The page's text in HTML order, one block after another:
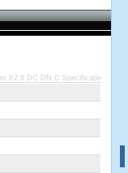
f/2.8 DC DN C Specificaţie